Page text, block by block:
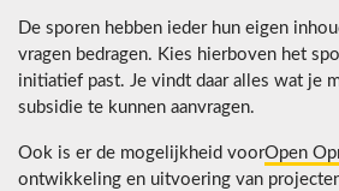
De sporen hebben ieder hun eigen
vragen bedragen. Kies hierboven het
initiatief past. Je vindt daar alles wat je
subsidie te kunnen aanvragen.
Ook is er de mogelijkheid voorOpen
ontwikkeling en uitvoering van